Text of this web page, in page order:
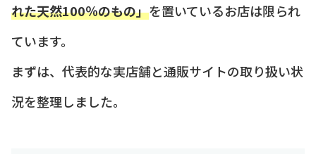
れた天然100％のもの」を置いているお店は限られ
ています。
まずは、代表的な実店舗と通販サイトの取り扱い状
況を整理しました。